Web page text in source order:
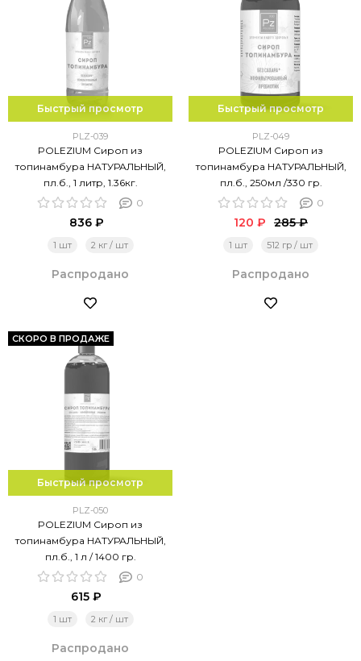
Быстрый просмотр
PLZ-039
POLEZIUM Сироп из
топинамбура НАТУРАЛЬНЫЙ,
пл.б., 1 литр, 1.36кг.
0
836 ₽
1 шт 2 кг / шт
Распродано
Быстрый просмотр
PLZ-049
POLEZIUM Сироп из
топинамбура НАТУРАЛЬНЫЙ,
пл.б., 250мл /330 гр.
0
120 ₽ 285 ₽
1 шт 512 гр / шт
Распродано
СКОРО В ПРОДАЖЕ
Быстрый просмотр
PLZ-050
POLEZIUM Сироп из
топинамбура НАТУРАЛЬНЫЙ,
пл.б., 1 л / 1400 гр.
0
615 ₽
1 шт 2 кг / шт
Распродано